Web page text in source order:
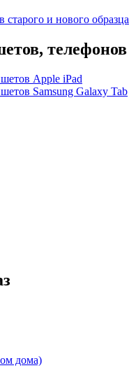
и нового образца
телефонов
Apple iPad
Samsung Galaxy Tab
дома)